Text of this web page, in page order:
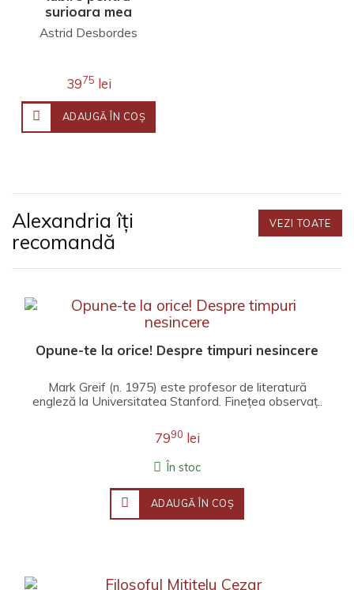
surioara mea
Astrid Desbordes
3975 lei
ADAUGĂ ÎN COŞ
Alexandria îți
recomandă
VEZI TOATE
Opune-te la orice! Despre timpuri nesincere
Mark Greif (n. 1975) este profesor de literatură
engleză la Universitatea Stanford. Fineţea observaţ..
7990 lei
În stoc
ADAUGĂ ÎN COŞ